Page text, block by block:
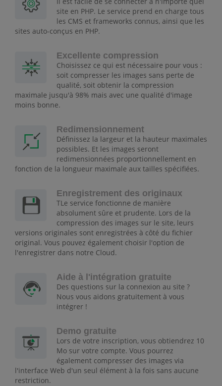
site en PHP. Le service prend en charge tous
les CMS et frameworks connus, ainsi que les
sites auto-conçus en PHP.
Excellente compression
Choisissez ce qui est nécessaire pour vous :
soit compresser les images sans perte de
qualité, soit obtenir la compression
maximale jusqu'à 98% mais avec une qualité d'image
moins bonne.
Redimensionnement
Définissez la largeur et la hauteur maximales
possibles. Et les images seront
redimensionnées proportionnellement en
fonction de la longueur maximale aux tailles spécifiées.
Enregistrement des originaux
TLe service fonctionne de manière
absolument sûre et prudente. Lors de la
compression des images sur le site, leurs
versions originales sont enregistrées à côté du fichier
original. Vous pouvez également choisir l'option de
l'enregistrer dans notre Cloud.
Aide à l'intégration gratuite
Des questions sur la connexion au site ?
Nous vous aidons gratuitement à vous
intégrer !
Demo gratuite
Lors de votre inscription, vous obtiendrez 10
Mo sur votre compte. Vous pourrez
également compresser des images via
l'interface Web d'un seul élément à la fois sans aucune
restriction.